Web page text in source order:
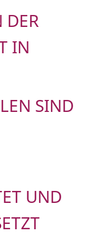
DER
IN
SIND
UND